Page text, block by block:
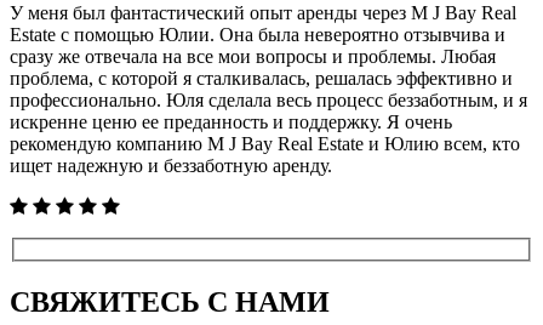
У меня был фантастический опыт аренды через M J Bay Real
Estate с помощью Юлии. Она была невероятно отзывчива и
сразу же отвечала на все мои вопросы и проблемы. Любая
проблема, с которой я сталкивалась, решалась эффективно и
профессионально. Юля сделала весь процесс беззаботным, и я
искренне ценю ее преданность и поддержку. Я очень
рекомендую компанию M J Bay Real Estate и Юлию всем, кто
ищет надежную и беззаботную аренду.
СВЯЖИТЕСЬ С НАМИ